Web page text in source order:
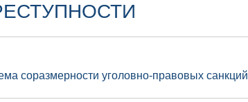
соразмерности уголовно-правовых санкций